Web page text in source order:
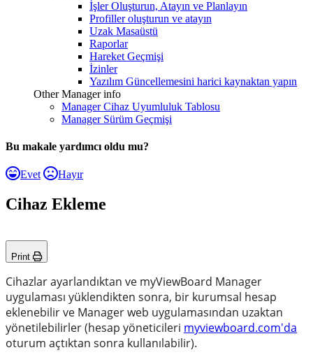
İşler Oluşturun, Atayın ve Planlayın
Profiller oluşturun ve atayın
Uzak Masaüstü
Raporlar
Hareket Geçmişi
İzinler
Yazılım Güncellemesini harici kaynaktan yapın
Other Manager info
Manager Cihaz Uyumluluk Tablosu
Manager Sürüm Geçmişi
Bu makale yardımcı oldu mu?
Evet Hayır
Cihaz Ekleme
Print
Cihazlar ayarlandıktan ve myViewBoard Manager
uygulaması yüklendikten sonra, bir kurumsal hesap
eklenebilir ve Manager web uygulamasından uzaktan
yönetilebilirler (hesap yöneticileri myviewboard.com'da
oturum açtıktan sonra kullanılabilir).